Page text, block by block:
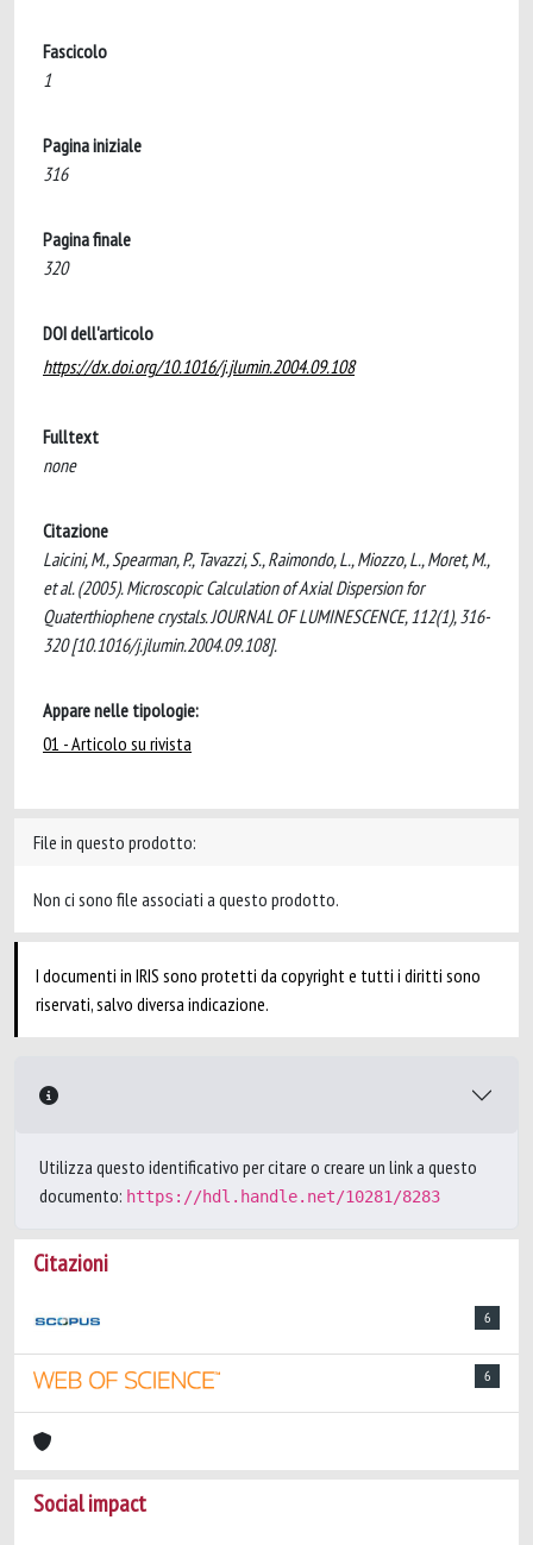
Fascicolo
1
Pagina iniziale
316
Pagina finale
320
DOI dell'articolo
https://dx.doi.org/10.1016/j.jlumin.2004.09.108
Fulltext
none
Citazione
Laicini, M., Spearman, P., Tavazzi, S., Raimondo, L., Miozzo, L., Moret, M.,
et al. (2005). Microscopic Calculation of Axial Dispersion for
Quaterthiophene crystals. JOURNAL OF LUMINESCENCE, 112(1), 316-
320 [10.1016/j.jlumin.2004.09.108].
Appare nelle tipologie:
01 - Articolo su rivista
File in questo prodotto:
Non ci sono file associati a questo prodotto.
I documenti in IRIS sono protetti da copyright e tutti i diritti sono
riservati, salvo diversa indicazione.
Utilizza questo identificativo per citare o creare un link a questo
documento: https://hdl.handle.net/10281/8283
Citazioni
6
6
Social impact